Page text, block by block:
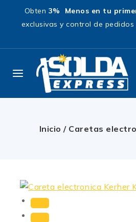
Obten 3% Menos en tu
exclusivas y control de pedidos
Inicio / Caretas